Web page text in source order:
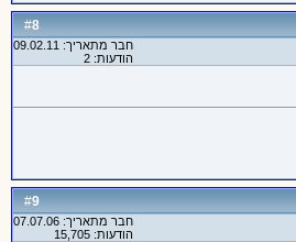
#
8
חבר מתאריך: 09.02.11
הודעות: 2
#
9
חבר מתאריך: 07.07.06
הודעות: 15,705